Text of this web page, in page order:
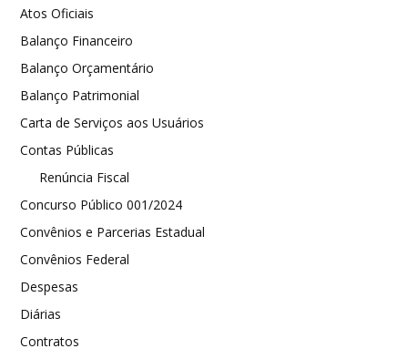
Atos Oficiais
Balanço Financeiro
Balanço Orçamentário
Balanço Patrimonial
Carta de Serviços aos Usuários
Contas Públicas
Renúncia Fiscal
Concurso Público 001/2024
Convênios e Parcerias Estadual
Convênios Federal
Despesas
Diárias
Contratos